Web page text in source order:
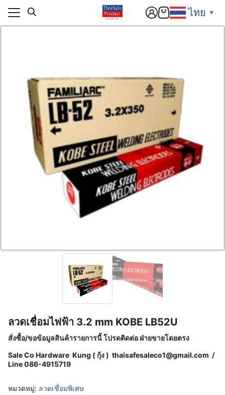
Skip
รและกิจกรรม
ไทย ▼
รและกิจกรรม
ลวดเชื่อมไฟฟ้า 3.2 mm KOBE LB52U
สั่งซื้อ/ขอข้อมูลสินค้ารายการนี้ โปรดติดต่อ ฝ่ายขายโดยตรง
Sale Co Hardware Kung ( กุ้ง ) thaisafesaleco1@gmail.com /
Line 086-4915719
หมวดหมู่: ลวดเชื่อมพิเศษ